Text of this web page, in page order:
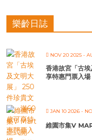
樂齡日誌
NOV 20 2025 -
香港故宮「古
享特惠門票入場
JAN 10 2026 -
維園市集V